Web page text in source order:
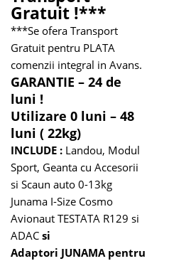
Gratuit !***
***Se ofera Transport
Gratuit pentru PLATA
comenzii integral in Avans.
GARANTIE – 24 de
luni !
Utilizare 0 luni – 48
luni ( 22kg)
INCLUDE : Landou, Modul
Sport, Geanta cu Accesorii
si Scaun auto 0-13kg
Junama I-Size Cosmo
Avionaut TESTATA R129 si
ADAC si
Adaptori JUNAMA pentru